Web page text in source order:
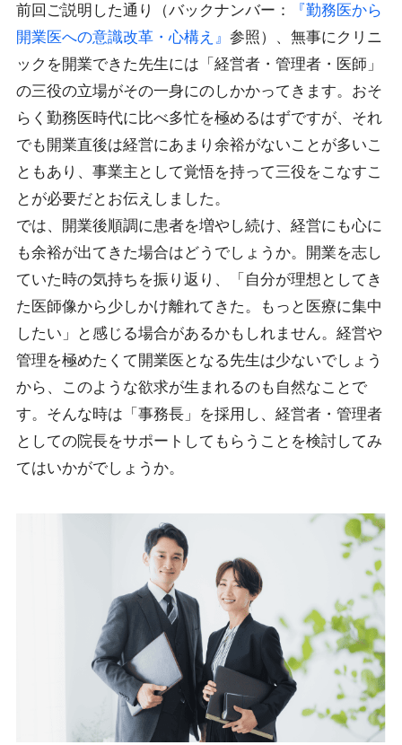
前回ご説明した通り（バックナンバー：
『勤務医から
開業医への意識改革・心構え』 参照）、無事にクリニ
ックを開業できた先生には「経営者・管理者・医師」
の三役の立場がその一身にのしかかってきます。おそ
らく勤務医時代に比べ多忙を極めるはずですが、それ
でも開業直後は経営にあまり余裕がないことが多いこ
ともあり、事業主として覚悟を持って三役をこなすこ
とが必要だとお伝えしました。
では、開業後順調に患者を増やし続け、経営にも心に
も余裕が出てきた場合はどうでしょうか。開業を志し
ていた時の気持ちを振り返り、「自分が理想としてき
た医師像から少しかけ離れてきた。もっと医療に集中
したい」と感じる場合があるかもしれません。経営や
管理を極めたくて開業医となる先生は少ないでしょう
から、このような欲求が生まれるのも自然なことで
す。そんな時は「事務長」を採用し、経営者・管理者
としての院長をサポートしてもらうことを検討してみ
てはいかがでしょうか。